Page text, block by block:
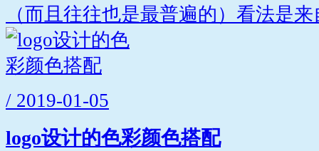
（而且往往也是最普遍的）看法是来
/ 2019-01-05
logo设计的色彩颜色搭配